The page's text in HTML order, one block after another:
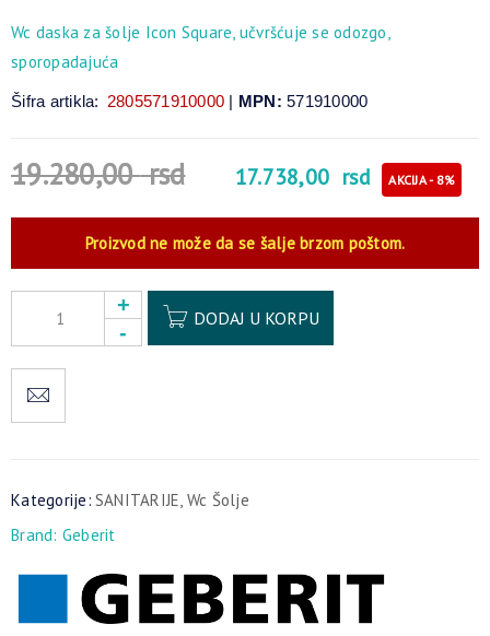
Wc daska za šolje Icon Square, učvršćuje se odozgo,
sporopadajuća
Šifra artikla: 2805571910000 | MPN: 571910000
19.280,00rsd 17.738,00 rsd AKCIJA - 8%
Proizvod ne može da se šalje brzom poštom.
DODAJ U KORPU
Kategorije: SANITARIJE, Wc Šolje
Brand: Geberit